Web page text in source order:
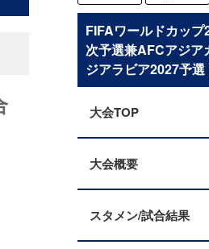
FIFAワールドカップ
次予選兼AFCアジア
ジアラビア2027予
大会TOP
大会概要
スタメン/試合結果